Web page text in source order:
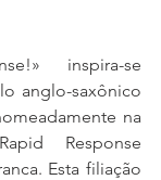
inspira-se
anglo-saxônico
na
Response
Esta filiação